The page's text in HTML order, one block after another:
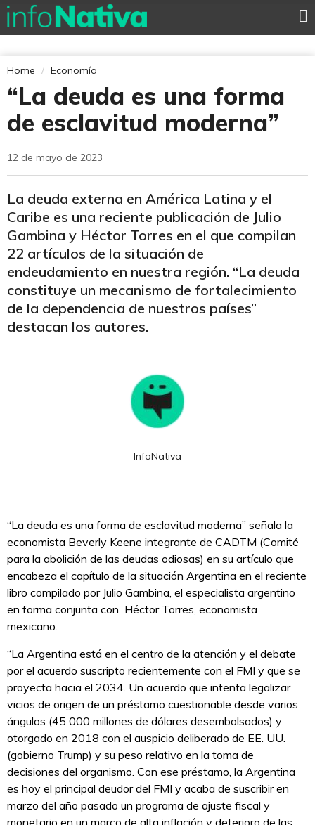
Home Economía
“La deuda es una forma
de esclavitud moderna”
12 de mayo de 2023
La deuda externa en América Latina y el
Caribe es una reciente publicación de Julio
Gambina y Héctor Torres en el que compilan
22 artículos de la situación de
endeudamiento en nuestra región. “La deuda
constituye un mecanismo de fortalecimiento
de la dependencia de nuestros países”
destacan los autores.
InfoNativa
“La deuda es una forma de esclavitud moderna” señala la
economista Beverly Keene integrante de CADTM (Comité
para la abolición de las deudas odiosas) en su artículo que
encabeza el capítulo de la situación Argentina en el reciente
libro compilado por Julio Gambina, el especialista argentino
en forma conjunta con Héctor Torres, economista
mexicano.
“La Argentina está en el centro de la atención y el debate
por el acuerdo suscripto recientemente con el FMI y que se
proyecta hacia el 2034. Un acuerdo que intenta legalizar
vicios de origen de un préstamo cuestionable desde varios
ángulos (45 000 millones de dólares desembolsados) y
otorgado en 2018 con el auspicio deliberado de EE. UU.
(gobierno Trump) y su peso relativo en la toma de
decisiones del organismo. Con ese préstamo, la Argentina
es hoy el principal deudor del FMI y acaba de suscribir en
marzo del año pasado un programa de ajuste fiscal y
monetario en un marco de alta inflación y deterioro de las